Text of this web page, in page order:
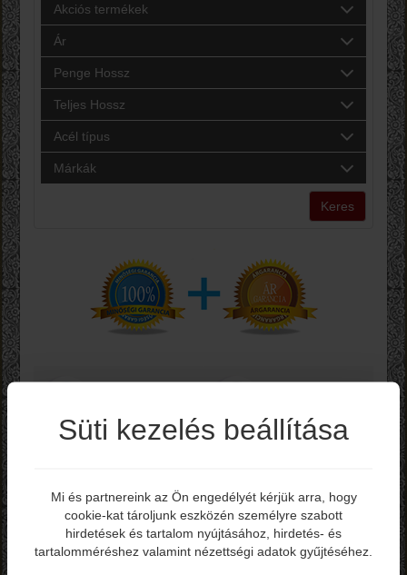
Akciós termékek
Ár
Penge Hossz
Teljes Hossz
Acél típus
Márkák
Keres
Gyártók Elmúltál már 18 éves?
Süti kezelés beállítása
Mi és partnereink az Ön engedélyét kérjük arra, hogy
cookie-kat tároljunk eszközén személyre szabott
hirdetések és tartalom nyújtásához, hirdetés- és
tartalomméréshez valamint nézettségi adatok gyűjtéséhez.